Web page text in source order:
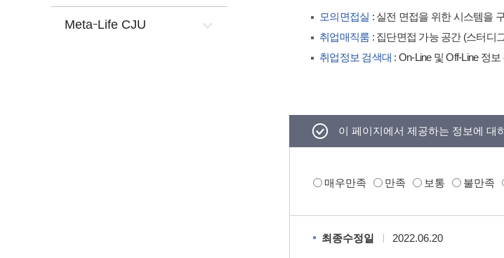
Meta-Life CJU
모의면접실 : 실전 면접을 위한 시스템을
취업매직룸 : 집단면접 가능 공간 (스터디
취업정보 검색대 : On-Line 및 Off-Line 정
이 페이지에서 제공하는 정보에 대
매우만족 만족 보통 불만족
최종수정일 2022.06.20